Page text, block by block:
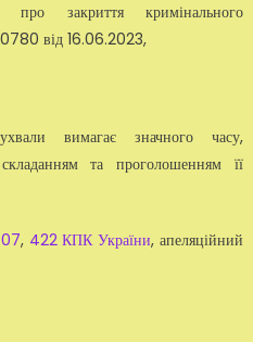
закриття кримінального
від 16.06.2023,
вимагає значного часу,
та проголошенням її
, 422 КПК України, апеляційний